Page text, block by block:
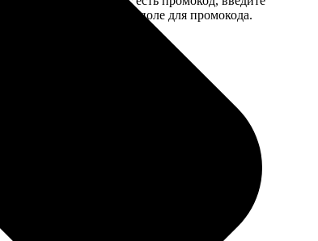
его в специальное поле для промокода.